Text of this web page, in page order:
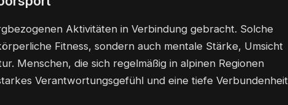
Aktivitäten in Verbindung gebracht. Solche
Fitness, sondern auch mentale Stärke, Umsicht
Menschen, die sich regelmäßig in alpinen Regionen
Verantwortungsgefühl und eine tiefe Verbundenheit